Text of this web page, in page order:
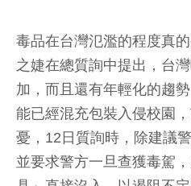
毒品在台灣氾濫的程度真
之婕在總質詢中提出，台
加，而且還有年輕化的趨
能已經混充包裝入侵校園
憂，12日質詢時，除建議
並要求警方一旦查獲毒駕